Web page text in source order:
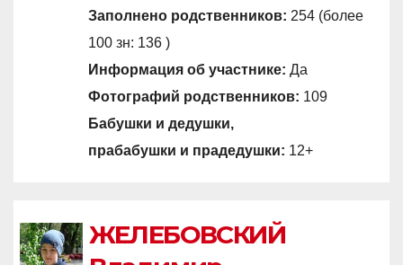
Заполнено родственников: 254 (более
100 зн: 136 )
Информация об участнике: Да
Фотографий родственников: 109
Бабушки и дедушки,
прабабушки и прадедушки: 12+
ЖЕЛЕБОВСКИЙ